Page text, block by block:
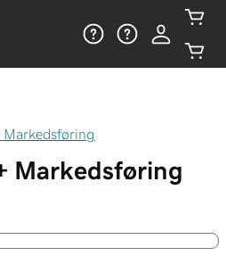
Markedsføring
Markedsføring